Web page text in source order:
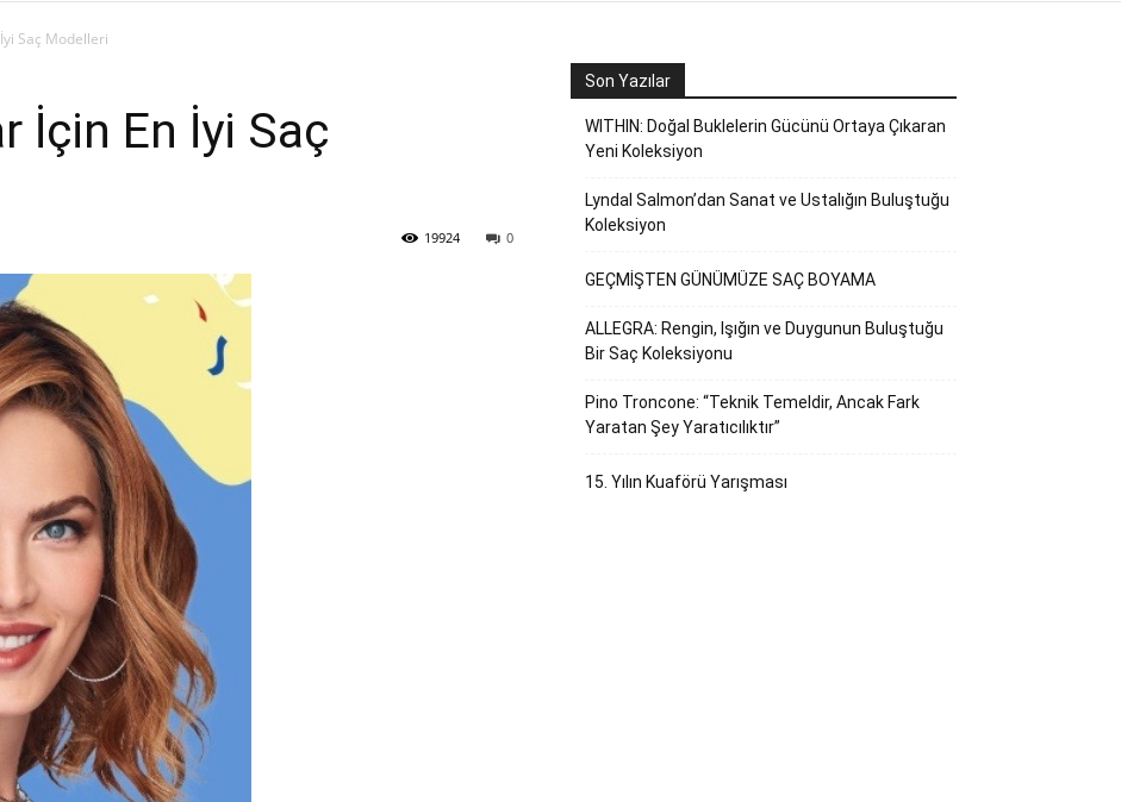
Saç Modelleri
İçin En İyi Saç
0
19924
Son Yazılar
WITHIN: Doğal Buklelerin Gücünü Ortaya Çıkaran
Yeni Koleksiyon
Lyndal Salmon’dan Sanat ve Ustalığın Buluştuğu
Koleksiyon
GEÇMİŞTEN GÜNÜMÜZE SAÇ BOYAMA
ALLEGRA: Rengin, Işığın ve Duygunun Buluştuğu
Bir Saç Koleksiyonu
Pino Troncone: “Teknik Temeldir, Ancak Fark
Yaratan Şey Yaratıcılıktır”
15. Yılın Kuaförü Yarışması